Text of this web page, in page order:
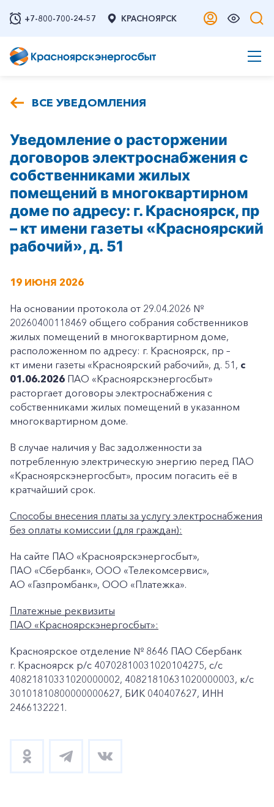
+7-800-700-24-57 КРАСНОЯРСК
ВСЕ УВЕДОМЛЕНИЯ
Уведомление о расторжении
договоров электроснабжения с
собственниками жилых
помещений в многоквартирном
доме по адресу: г. Красноярск, пр
– кт имени газеты «Красноярский
рабочий», д. 51
19 ИЮНЯ 2026
На основании протокола от 29.04.2026 №
20260400118469 общего собрания собственников
жилых помещений в многоквартирном доме,
расположенном по адресу: г. Красноярск, пр –
кт имени газеты «Красноярский рабочий», д. 51, с
01.06.2026 ПАО «Красноярскэнергосбыт»
расторгает договоры электроснабжения с
собственниками жилых помещений в указанном
многоквартирном доме.
В случае наличия у Вас задолженности за
потребленную электрическую энергию перед ПАО
«Красноярскэнергосбыт», просим погасить её в
кратчайший срок.
Способы внесения платы за услугу электроснабжения
без оплаты комиссии (для граждан):
На сайте ПАО «Красноярскэнергосбыт»,
ПАО «Сбербанк», ООО «Телекомсервис»,
АО «Газпромбанк», ООО «Платежка».
Платежные реквизиты
ПАО «Красноярскэнергосбыт»:
Красноярское отделение № 8646 ПАО Сбербанк
г. Красноярск p/c 40702810031020104275, с/с
40821810331020000002, 40821810631020000003, к/c
30101810800000000627, БИК 040407627, ИНН
2466132221.